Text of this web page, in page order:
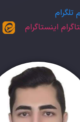
تلگرام
اینستاگرام